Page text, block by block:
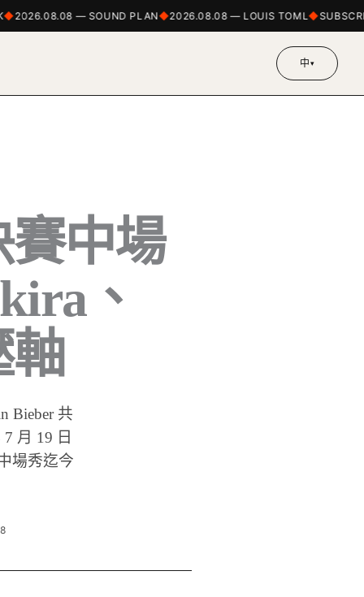
— SOUND PLAN 2026.08.08 — LOUIS TOML
中▾
賽中場
、
軸
Bieber 共
月 19 日
場秀迄今